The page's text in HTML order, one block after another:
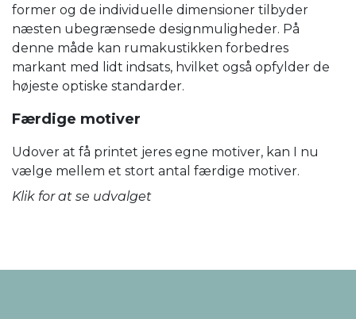
former og de individuelle dimensioner tilbyder
næsten ubegrænsede designmuligheder. På
denne måde kan rumakustikken forbedres
markant med lidt indsats, hvilket også opfylder de
højeste optiske standarder.
Færdige motiver
Udover at få printet jeres egne motiver, kan I nu
vælge mellem et stort antal færdige motiver.
Klik for at se udvalget